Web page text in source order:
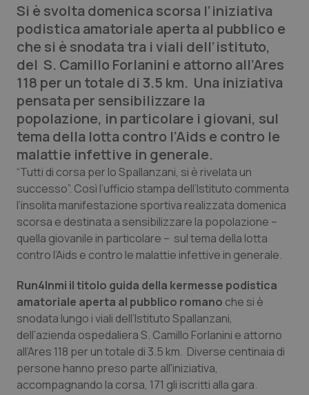
Lettere al direttore
Edizioni Regionali
QS Pro
Professionisti Sanitari.AI
Abruzzo
Basilicata
Calabria
Campania
Emilia-Romagna
Friuli Venezia Giulia
Lazio
QS Pro Gold
Artrite & artrosi
Asma & BPCO
Car-T
Colesterolo & coronaropatie
Dermatite Atopica
Diabete & glucometri
QS Club Newsletter
Si è svolta domenica scorsa l’iniziativa
podistica amatoriale aperta al pubblico e
che si è snodata tra i viali dell’istituto,
del S. Camillo Forlanini e attorno all’Ares
118 per un totale di 3.5 km. Una iniziativa
pensata per sensibilizzare la
popolazione, in particolare i giovani, sul
tema della lotta contro l’Aids e contro le
malattie infettive in generale.
“Tutti di corsa per lo Spallanzani, si è rivelata un
successo”. Così l’ufficio stampa dell’Istituto commenta
l’insolita manifestazione sportiva realizzata domenica
scorsa e destinata a sensibilizzare la popolazione –
quella giovanile in particolare – sul tema della lotta
contro l’Aids e contro le malattie infettive in generale.
Run4Inmi il titolo guida della kermesse podistica
amatoriale aperta al pubblico romano che si è
snodata lungo i viali dell’Istituto Spallanzani,
dell’azienda ospedaliera S. Camillo Forlanini e attorno
all’Ares 118 per un totale di 3.5 km. Diverse centinaia di
persone hanno preso parte all'iniziativa,
accompagnando la corsa, 171 gli iscritti alla gara.